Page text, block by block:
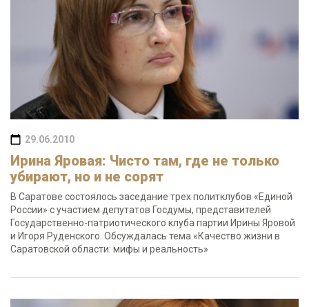
29.06.2010
Ирина Яровая: Чисто там, где не только
убирают, но и не сорят
В Саратове состоялось заседание трех политклубов «Единой
России» с участием депутатов Госдумы, представителей
Государственно-патриотического клуба партии Ирины Яровой
и Игоря Руденского. Обсуждалась тема «Качество жизни в
Саратовской области: мифы и реальность»